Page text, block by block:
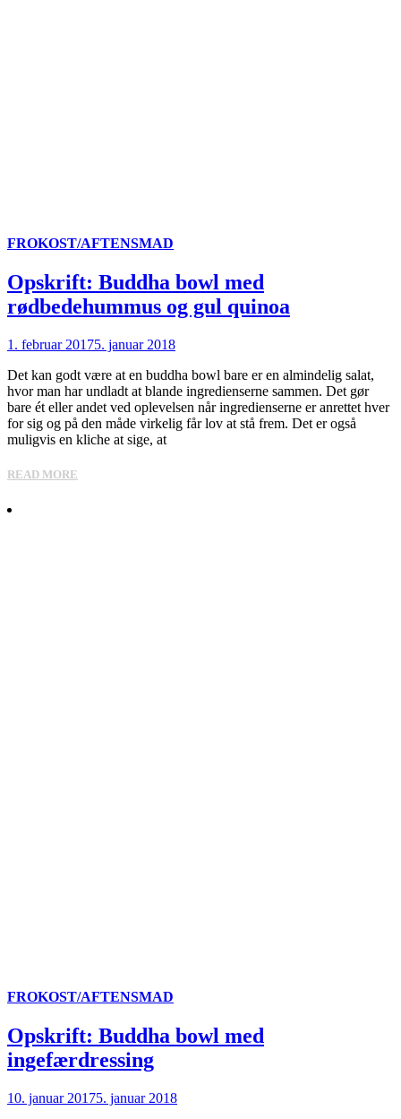
FROKOST/AFTENSMAD
Opskrift: Buddha bowl med
rødbedehummus og gul quinoa
1. februar 20175. januar 2018
Det kan godt være at en buddha bowl bare er en almindelig salat,
hvor man har undladt at blande ingredienserne sammen. Det gør
bare ét eller andet ved oplevelsen når ingredienserne er anrettet hver
for sig og på den måde virkelig får lov at stå frem. Det er også
muligvis en kliche at sige, at
READ MORE
FROKOST/AFTENSMAD
Opskrift: Buddha bowl med
ingefærdressing
10. januar 20175. januar 2018